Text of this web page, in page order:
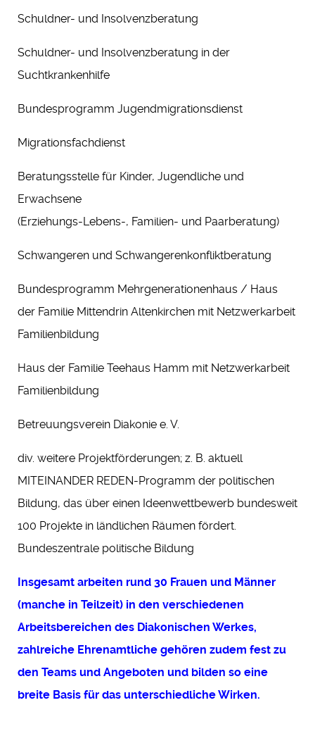
Schuldner- und Insolvenzberatung
Schuldner- und Insolvenzberatung in der
Suchtkrankenhilfe
Bundesprogramm Jugendmigrationsdienst
Migrationsfachdienst
Beratungsstelle für Kinder, Jugendliche und
Erwachsene
(Erziehungs-Lebens-, Familien- und Paarberatung)
Schwangeren und Schwangerenkonfliktberatung
Bundesprogramm Mehrgenerationenhaus / Haus
der Familie Mittendrin Altenkirchen mit Netzwerkarbeit
Familienbildung
Haus der Familie Teehaus Hamm mit Netzwerkarbeit
Familienbildung
Betreuungsverein Diakonie e. V.
div. weitere Projektförderungen; z. B. aktuell
MITEINANDER REDEN-Programm der politischen
Bildung, das über einen Ideenwettbewerb bundesweit
100 Projekte in ländlichen Räumen fördert.
Bundeszentrale politische Bildung
Insgesamt arbeiten rund 30 Frauen und Männer
(manche in Teilzeit) in den verschiedenen
Arbeitsbereichen des Diakonischen Werkes,
zahlreiche Ehrenamtliche gehören zudem fest zu
den Teams und Angeboten und bilden so eine
breite Basis für das unterschiedliche Wirken.